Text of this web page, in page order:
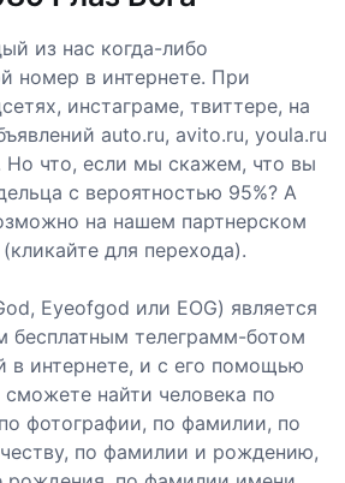
из нас когда-либо
номер в интернете. При
инстаграме, твиттере, на
auto.ru, avito.ru, youla.ru
Но что, если мы скажем, что вы
с вероятностью 95%? А
на нашем партнерском
(кликайте для перехода).
Eyeofgod или EOG) является
бесплатным телеграмм-ботом
в интернете, и с его помощью
найти человека по
фотографии, по фамилии, по
по фамилии и рождению,